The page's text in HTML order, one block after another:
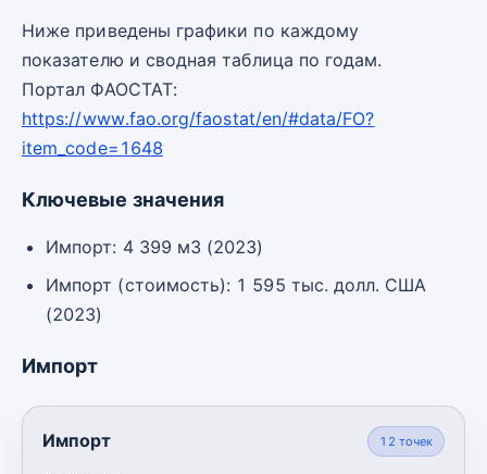
Ниже приведены графики по каждому
показателю и сводная таблица по годам.
Портал ФАОСТАТ:
https://www.fao.org/faostat/en/#data/FO?
item_code=1648
Ключевые значения
Импорт: 4 399 м3 (2023)
Импорт (стоимость): 1 595 тыс. долл. США
(2023)
Импорт
Импорт 12 точек